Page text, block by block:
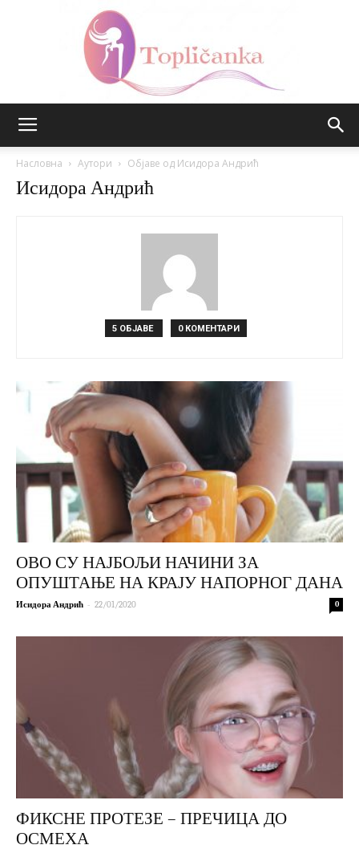
Насловна Аутори Објаве од Исидора Андрић
Исидора Андрић
5 ОБЈАВЕ 0 КОМЕНТАРИ
ОВО СУ НАЈБОЉИ НАЧИНИ ЗА
ОПУШТАЊЕ НА КРАЈУ НАПОРНОГ ДАНА
Исидора Андрић - 22/01/2020 0
ФИКСНЕ ПРОТЕЗЕ – ПРЕЧИЦА ДО
ОСМЕХА